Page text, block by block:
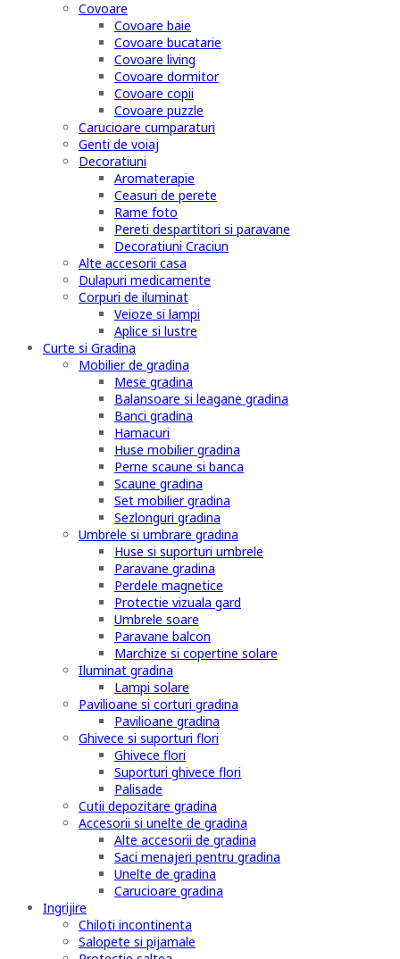
Covoare
Covoare baie
Covoare bucatarie
Covoare living
Covoare dormitor
Covoare copii
Covoare puzzle
Carucioare cumparaturi
Genti de voiaj
Decoratiuni
Aromaterapie
Ceasuri de perete
Rame foto
Pereti despartitori si paravane
Decoratiuni Craciun
Alte accesorii casa
Dulapuri medicamente
Corpuri de iluminat
Veioze si lampi
Aplice si lustre
Curte si Gradina
Mobilier de gradina
Mese gradina
Balansoare si leagane gradina
Banci gradina
Hamacuri
Huse mobilier gradina
Perne scaune si banca
Scaune gradina
Set mobilier gradina
Sezlonguri gradina
Umbrele si umbrare gradina
Huse si suporturi umbrele
Paravane gradina
Perdele magnetice
Protectie vizuala gard
Umbrele soare
Paravane balcon
Marchize si copertine solare
Iluminat gradina
Lampi solare
Pavilioane si corturi gradina
Pavilioane gradina
Ghivece si suporturi flori
Ghivece flori
Suporturi ghivece flori
Palisade
Cutii depozitare gradina
Accesorii si unelte de gradina
Alte accesorii de gradina
Saci menajeri pentru gradina
Unelte de gradina
Carucioare gradina
Ingrijire
Chiloti incontinenta
Salopete si pijamale